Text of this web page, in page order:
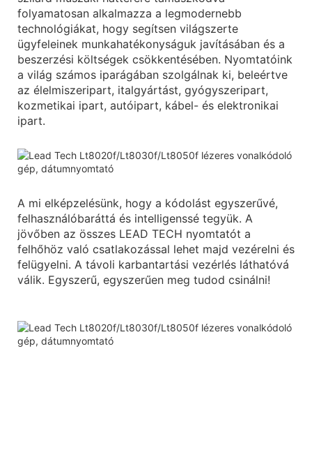
folyamatosan alkalmazza a legmodernebb
technológiákat, hogy segítsen világszerte
ügyfeleinek munkahatékonyságuk javításában és a
beszerzési költségek csökkentésében. Nyomtatóink
a világ számos iparágában szolgálnak ki, beleértve
az élelmiszeripart, italgyártást, gyógyszeripart,
kozmetikai ipart, autóipart, kábel- és elektronikai
ipart.
A mi elképzelésünk, hogy a kódolást egyszerűvé,
felhasználóbaráttá és intelligenssé tegyük. A
jövőben az összes LEAD TECH nyomtatót a
felhőhöz való csatlakozással lehet majd vezérelni és
felügyelni. A távoli karbantartási vezérlés láthatóvá
válik. Egyszerű, egyszerűen meg tudod csinálni!